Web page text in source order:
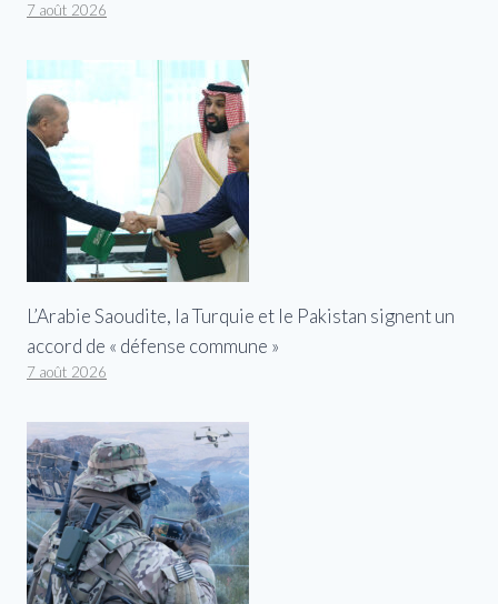
7 août 2026
L’Arabie Saoudite, la Turquie et le Pakistan signent un
accord de « défense commune »
7 août 2026